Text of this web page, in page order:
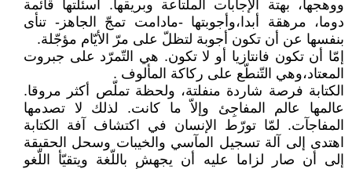
ووهجها، بهتة الإجابات الملتاعة وبريقها. أسئلتها قائمة
دوما، مرهقة أبدا،وأجوبتها -مادامت تمجّ الجاهز- تنأى
بنفسها عن أن تكون أجوبة لتظلّ على مرّ الأيّام مؤجّلة.
إمّا أن تكون فانتازيا أو لا تكون. هي التّمرّد على جبروت
المعتاد،وهي التّنطّع على ركاكة المألوف .
الكتابة فرصة شاردة منفلتة، ولحظة تملّص أكثر مروقا.
عالمها عالم المفاجِئ وإلاّ ما كانت. لذلك لا تصدمها
المفاجآت. لمّا تورّط الإنسان في اكتشاف آفة الكتابة
اهتدى إلى آلة تسجيل المآسي والخيبات وسحل الحقيقة
إلى أن صار لزاما عليه أن يجهش باللّغة ويتقيّأ اللّغو